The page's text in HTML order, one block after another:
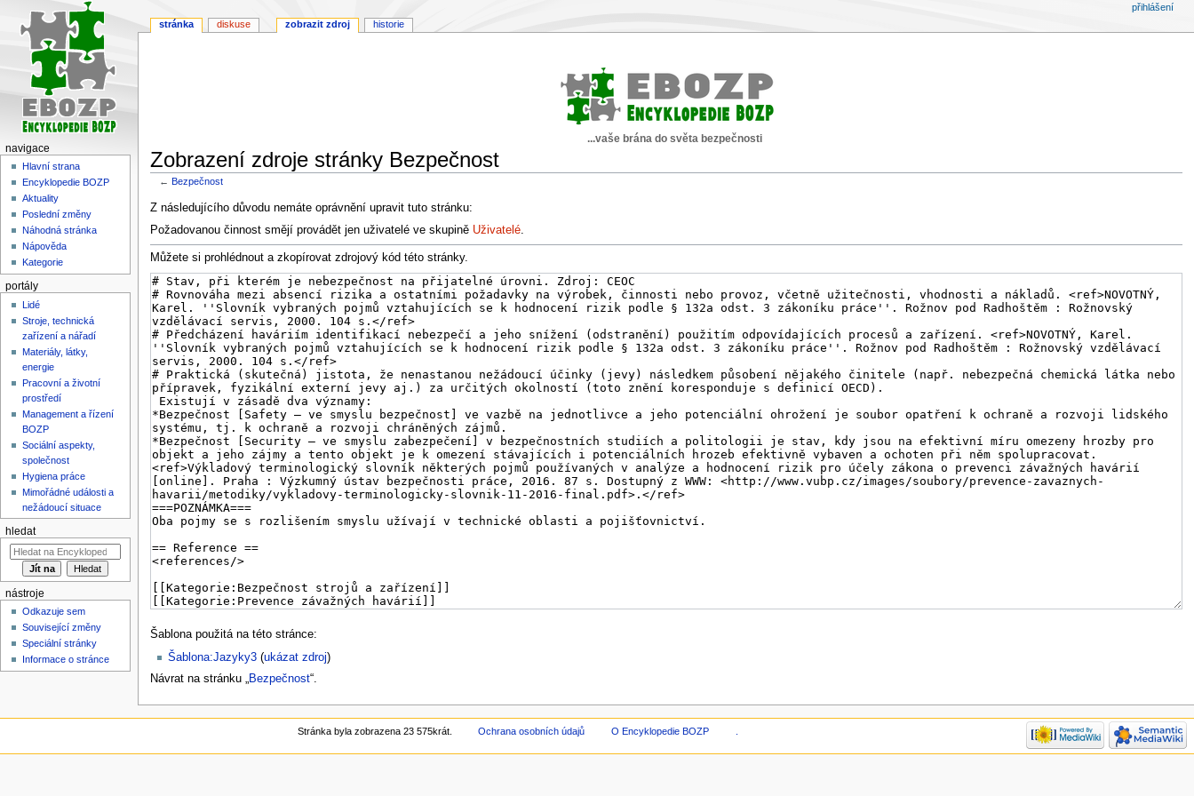
...vaše brána do světa bezpečnosti
Zobrazení zdroje stránky Bezpečnost
←Bezpečnost
Skočit
na
Skočit
na
Z následujícího důvodu nemáte oprávnění upravit tuto stránku:
Požadovanou činnost smějí provádět jen uživatelé ve skupině Uživatelé.
Můžete si prohlédnout a zkopírovat zdrojový kód této stránky.
Šablona použitá na této stránce:
Šablona:Jazyky3(ukázat zdroj)
Návrat na stránku „
Bezpečnost“.
stránka diskuse zobrazit zdroj historie
přihlášení
navigace
Hlavní strana
Encyklopedie BOZP
Aktuality
Poslední změny
Náhodná stránka
Nápověda
Kategorie
portály
Lidé
Stroje, technická
zařízení a nářadí
Materiály, látky,
energie
Pracovní a životní
prostředí
Management a řízení
BOZP
Sociální aspekty,
společnost
Hygiena práce
Mimořádné události a
nežádoucí situace
hledat
nástroje
Odkazuje sem
Související změny
Speciální stránky
Informace o stránce
Stránka byla zobrazena 23 575krát. Ochrana osobních údajů O Encyklopedie BOZP